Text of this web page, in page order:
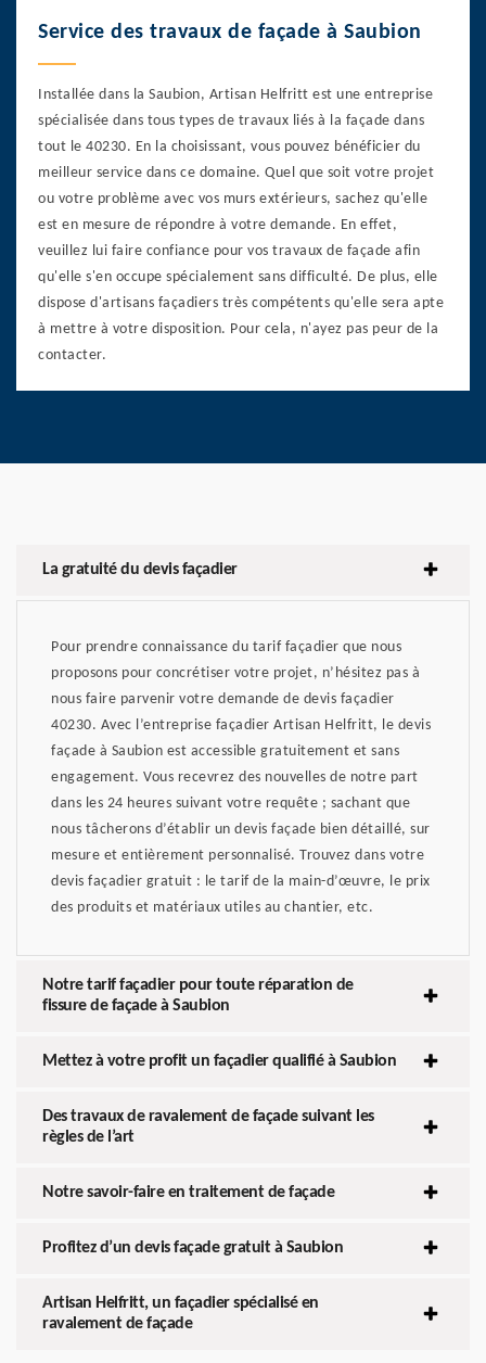
Service des travaux de façade à Saubion
Installée dans la Saubion, Artisan Helfritt est une entreprise
spécialisée dans tous types de travaux liés à la façade dans
tout le 40230. En la choisissant, vous pouvez bénéficier du
meilleur service dans ce domaine. Quel que soit votre projet
ou votre problème avec vos murs extérieurs, sachez qu'elle
est en mesure de répondre à votre demande. En effet,
veuillez lui faire confiance pour vos travaux de façade afin
qu'elle s'en occupe spécialement sans difficulté. De plus, elle
dispose d'artisans façadiers très compétents qu'elle sera apte
à mettre à votre disposition. Pour cela, n'ayez pas peur de la
contacter.
La gratuité du devis façadier
Pour prendre connaissance du tarif façadier que nous
proposons pour concrétiser votre projet, n’hésitez pas à
nous faire parvenir votre demande de devis façadier
40230. Avec l’entreprise façadier Artisan Helfritt, le devis
façade à Saubion est accessible gratuitement et sans
engagement. Vous recevrez des nouvelles de notre part
dans les 24 heures suivant votre requête ; sachant que
nous tâcherons d’établir un devis façade bien détaillé, sur
mesure et entièrement personnalisé. Trouvez dans votre
devis façadier gratuit : le tarif de la main-d’œuvre, le prix
des produits et matériaux utiles au chantier, etc.
Notre tarif façadier pour toute réparation de
fissure de façade à Saubion
Mettez à votre profit un façadier qualifié à Saubion
Des travaux de ravalement de façade suivant les
règles de l’art
Notre savoir-faire en traitement de façade
Profitez d’un devis façade gratuit à Saubion
Artisan Helfritt, un façadier spécialisé en
ravalement de façade